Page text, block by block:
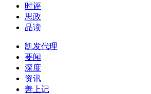
时评
思政
品读
凯发代理
要闻
深度
资讯
善上记